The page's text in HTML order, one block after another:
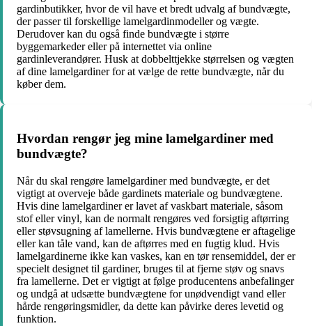
gardinbutikker, hvor de vil have et bredt udvalg af bundvægte,
der passer til forskellige lamelgardinmodeller og vægte.
Derudover kan du også finde bundvægte i større
byggemarkeder eller på internettet via online
gardinleverandører. Husk at dobbelttjekke størrelsen og vægten
af dine lamelgardiner for at vælge de rette bundvægte, når du
køber dem.
Hvordan rengør jeg mine lamelgardiner med
bundvægte?
Når du skal rengøre lamelgardiner med bundvægte, er det
vigtigt at overveje både gardinets materiale og bundvægtene.
Hvis dine lamelgardiner er lavet af vaskbart materiale, såsom
stof eller vinyl, kan de normalt rengøres ved forsigtig aftørring
eller støvsugning af lamellerne. Hvis bundvægtene er aftagelige
eller kan tåle vand, kan de aftørres med en fugtig klud. Hvis
lamelgardinerne ikke kan vaskes, kan en tør rensemiddel, der er
specielt designet til gardiner, bruges til at fjerne støv og snavs
fra lamellerne. Det er vigtigt at følge producentens anbefalinger
og undgå at udsætte bundvægtene for unødvendigt vand eller
hårde rengøringsmidler, da dette kan påvirke deres levetid og
funktion.